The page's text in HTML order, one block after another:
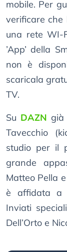
mobile. Per
verificare che
una rete WI-
’App’ della
non è
scaricala
TV.
Su DAZN già
Tavecchio
studio per il
grande
Matteo Pella
è affidata a
Inviati
Dell’Orto e